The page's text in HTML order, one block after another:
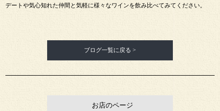
デートや気心知れた仲間と気軽に様々なワインを飲み比べてみてください。
ブログ一覧に戻る >
お店のページ